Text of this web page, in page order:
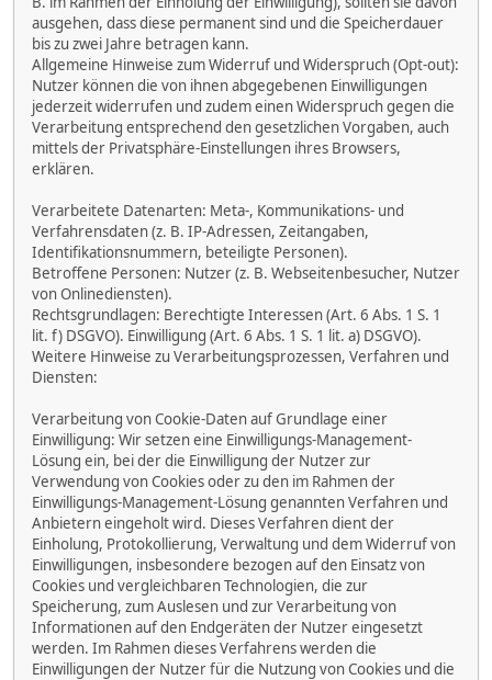
ausgehen, dass diese permanent sind und die Speicherdauer
bis zu zwei Jahre betragen kann.
Allgemeine Hinweise zum Widerruf und Widerspruch (Opt-out):
Nutzer können die von ihnen abgegebenen Einwilligungen
jederzeit widerrufen und zudem einen Widerspruch gegen die
Verarbeitung entsprechend den gesetzlichen Vorgaben, auch
mittels der Privatsphäre-Einstellungen ihres Browsers,
erklären.
Verarbeitete Datenarten: Meta-, Kommunikations- und
Verfahrensdaten (z. B. IP-Adressen, Zeitangaben,
Identifikationsnummern, beteiligte Personen).
Betroffene Personen: Nutzer (z. B. Webseitenbesucher, Nutzer
von Onlinediensten).
Rechtsgrundlagen: Berechtigte Interessen (Art. 6 Abs. 1 S. 1
lit. f) DSGVO). Einwilligung (Art. 6 Abs. 1 S. 1 lit. a) DSGVO).
Weitere Hinweise zu Verarbeitungsprozessen, Verfahren und
Diensten:
Verarbeitung von Cookie-Daten auf Grundlage einer
Einwilligung: Wir setzen eine Einwilligungs-Management-
Lösung ein, bei der die Einwilligung der Nutzer zur
Verwendung von Cookies oder zu den im Rahmen der
Einwilligungs-Management-Lösung genannten Verfahren und
Anbietern eingeholt wird. Dieses Verfahren dient der
Einholung, Protokollierung, Verwaltung und dem Widerruf von
Einwilligungen, insbesondere bezogen auf den Einsatz von
Cookies und vergleichbaren Technologien, die zur
Speicherung, zum Auslesen und zur Verarbeitung von
Informationen auf den Endgeräten der Nutzer eingesetzt
werden. Im Rahmen dieses Verfahrens werden die
Einwilligungen der Nutzer für die Nutzung von Cookies und die